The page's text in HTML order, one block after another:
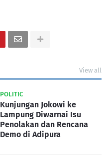
View all
POLITIC
Kunjungan Jokowi ke
Lampung Diwarnai Isu
Penolakan dan Rencana
Demo di Adipura